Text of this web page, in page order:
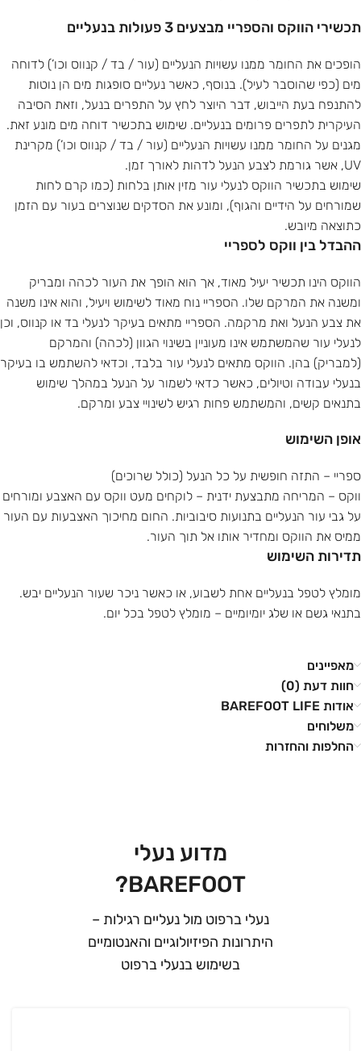
תכשירי הווקס והספריי מבצעים 3 פעולות בנעליים
הופכים את החומר ממנו עשויות הנעליים (עור / בד / קנווס וכו’) לדוחה
מים (כפי שהוסבר לעיל). בנוסף, כאשר נעליים סופגות מים הן נוטות
להתנפח בעת הייבוש, דבר היוצר לחץ על התפרים בנעל, וזאת הסיבה
העיקרית לתפרים פרומים בנעליים. שימוש בתכשיר דוחה מים מונע זאת.
מגנים על החומר ממנו עשויות הנעליים (עור / בד / קנווס וכו’) מקרינת
UV, אשר גורמת לצבע הנעל לדהות לאורך זמן.
שימוש בתכשיר הווקס לנעלי עור מזין אותן בלחות (כמו קרם לחות
שמורחים על הידיים והגוף), ומונע את הסדקים שנוצרים בעור עם הזמן
כתוצאה מיובש.
ההבדל בין ווקס לספריי
הווקס הינו תכשיר יעיל מאוד, אך הוא הופך את העור לכהה ומבריק
ומשנה את המרקם שלו. הספריי נוח מאוד לשימוש ויעיל, והוא אינו משנה
את צבע הנעל ואת מרקמה. הספריי מתאים בעיקר לנעלי בד או קנווס, וכן
לנעלי עור שהמשתמש אינו מעוניין בשינוי הגוון (לכהה) והמרקם
(למבריק) בהן. הווקס מתאים לנעלי עור בלבד, וכדאי להשתמש בו בעיקר
בנעלי עבודה וטיולים, כאשר כדאי לשמור על הנעל במהלך שימוש
בתנאים קשים, והמשתמש פחות רגיש לשינויי צבע ומרקם.
אופן השימוש
ספריי – התזה חופשית על כל הנעל (כולל שרוכים)
ווקס – המריחה מתבצעת ידנית – לוקחים מעט ווקס עם האצבע ומורחים
על גבי עור הנעליים בתנועות סיבוביות. החום מחיכוך האצבעות עם העור
ממיס את הווקס ומחדיר אותו אל תוך העור.
תדירות השימוש
מומלץ לטפל בנעליים אחת לשבוע, או כאשר ניכר שעור הנעליים יבש.
בתנאי גשם או שלג יומיומיים – מומלץ לטפל בכל יום.
מאפיינים
חוות דעת (0)
אודות BAREFOOT LIFE
משלוחים
החלפות והחזרות
מדוע נעלי
BAREFOOT?
נעלי ברפוט מול נעליים רגילות –
היתרונות הפיזיולוגיים והאנטומיים
בשימוש בנעלי ברפוט